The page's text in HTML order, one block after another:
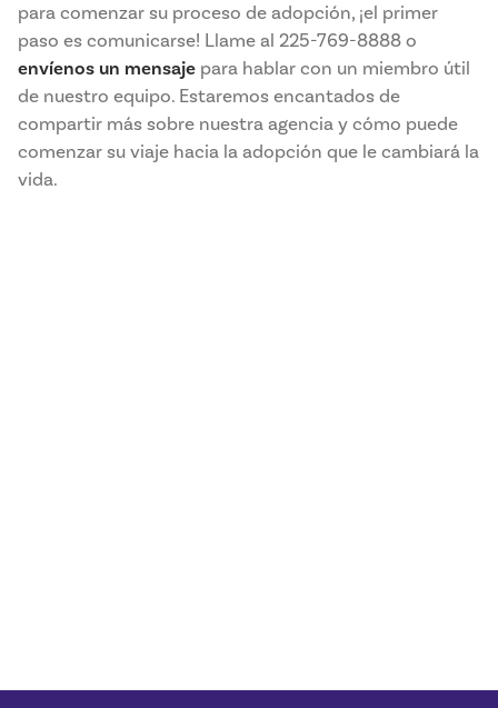
para comenzar su proceso de adopción, ¡el primer
paso es comunicarse! Llame al 225-769-8888 o
envíenos un mensaje para hablar con un miembro útil
de nuestro equipo. Estaremos encantados de
compartir más sobre nuestra agencia y cómo puede
comenzar su viaje hacia la adopción que le cambiará la
vida.